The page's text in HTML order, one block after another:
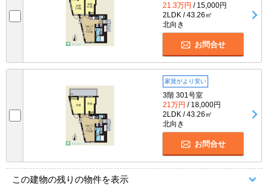
21.3万円 / 15,000円
2LDK / 43.26㎡
北向き
お問合せ
家賃がより安い
3階 301号室
21万円 / 18,000円
2LDK / 43.26㎡
北向き
お問合せ
この建物の残りの物件を表示